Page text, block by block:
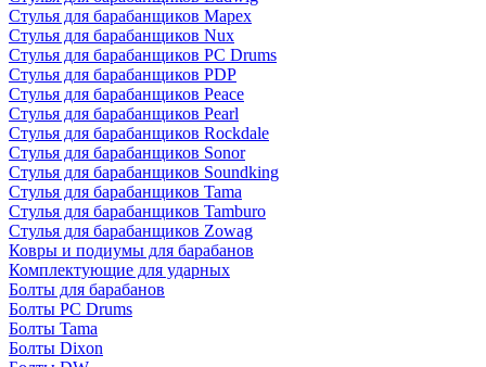
Стулья для барабанщиков Mapex
Стулья для барабанщиков Nux
Стулья для барабанщиков PC Drums
Стулья для барабанщиков PDP
Стулья для барабанщиков Peace
Стулья для барабанщиков Pearl
Стулья для барабанщиков Rockdale
Стулья для барабанщиков Sonor
Стулья для барабанщиков Soundking
Стулья для барабанщиков Tama
Стулья для барабанщиков Tamburo
Стулья для барабанщиков Zowag
Ковры и подиумы для барабанов
Комплектующие для ударных
Болты для барабанов
Болты PC Drums
Болты Tama
Болты Dixon